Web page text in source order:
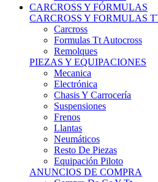
CARCROSS Y FORMULAS TT
Carcross
Formulas Tt Autocross
Remolques
PIEZAS Y EQUIPACIONES
Mecanica
Electrónica
Chasis Y Carrocería
Suspensiones
Frenos
Llantas
Neumáticos
Resto De Piezas
Equipación Piloto
ANUNCIOS DE COMPRA
Compra De Cc Y Tt
Compra De Piezas